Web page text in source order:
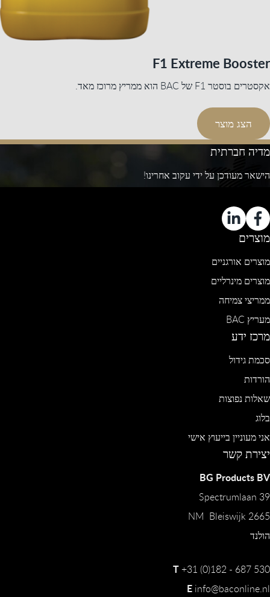
F1 Extreme Booster
אקסטרים בוסטר F1 של BAC הוא ממריץ מרוכז מאד.
הצג מוצר
מדיה חברתית
הישאר מעודכן על ידי עקוב אחרינו!
מוצרים
מוצרים אורגניים
מוצרים מינרליים
ממריצי צמיחה
מעריץ BAC
מרכז ידע
סכמת גידול
הורדות
שאלות נפוצות
בלוג
אני מעוניין בייעוץ אישי
יצירת קשר
BG Products BV
Spectrumlaan 39
2665 NM Bleiswijk
הולנד
T+31 (0)182 - 687 530
E info@baconline.nl